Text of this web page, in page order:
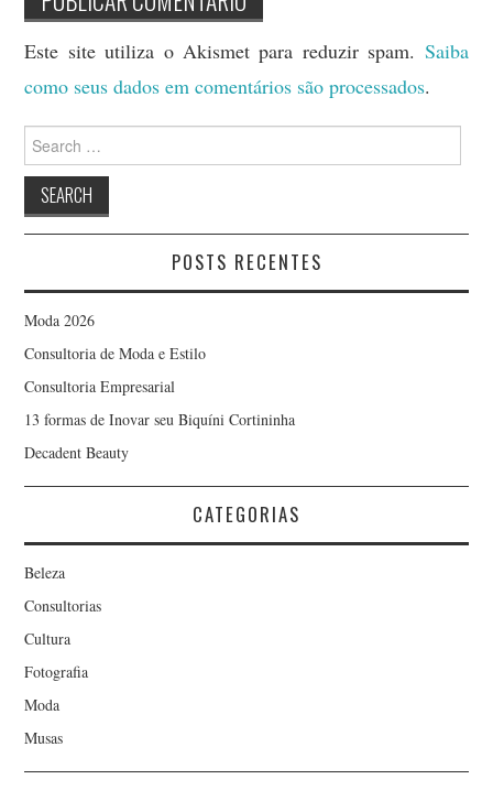
Este site utiliza o Akismet para reduzir spam. Saiba
como seus dados em comentários são processados.
for:
POSTS RECENTES
Moda 2026
Consultoria de Moda e Estilo
Consultoria Empresarial
13 formas de Inovar seu Biquíni Cortininha
Decadent Beauty
CATEGORIAS
Beleza
Consultorias
Cultura
Fotografia
Moda
Musas